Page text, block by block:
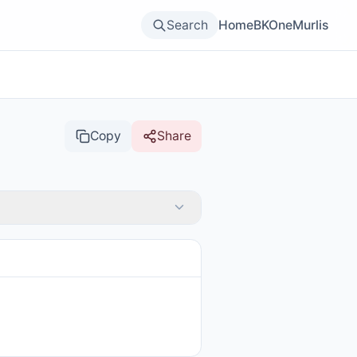
Search HomeBKOneMurlis
Copy Share